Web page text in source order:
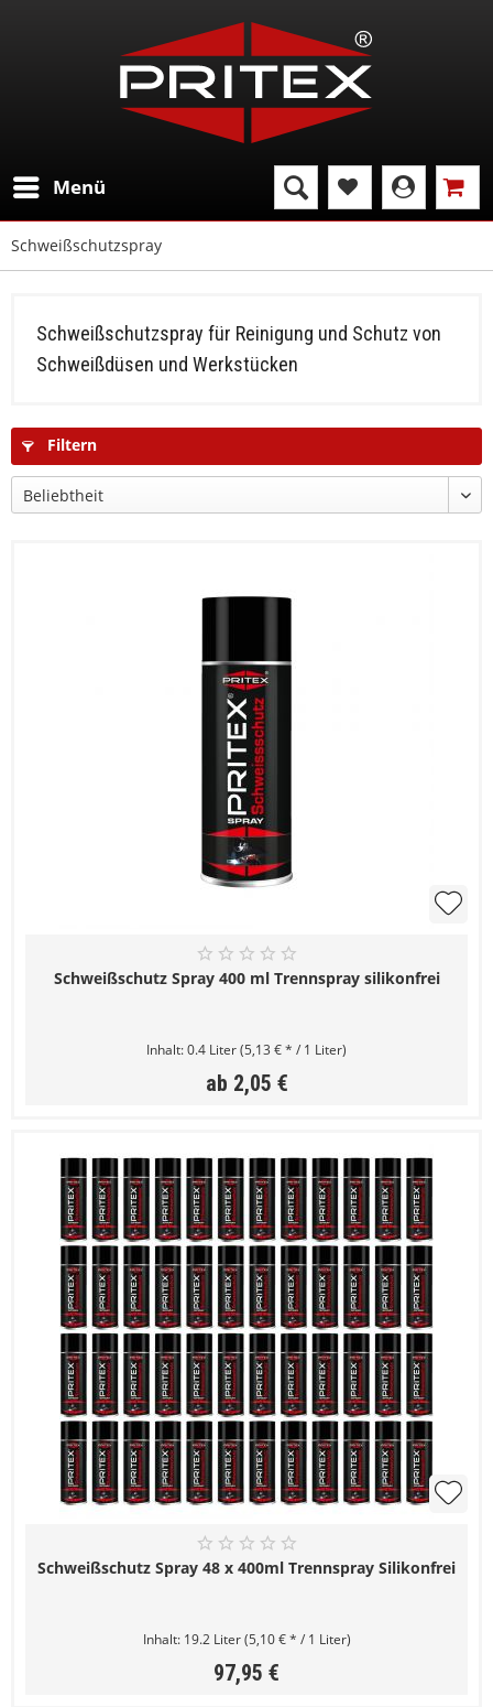
Menü
Schweißschutzspray
Schweißschutzspray für Reinigung und Schutz von
Schweißdüsen und Werkstücken
Filtern
Schweißschutz Spray 400 ml Trennspray silikonfrei
Inhalt:0.4 Liter(5,13 € * / 1 Liter)
ab 2,05 €
Schweißschutz Spray 48 x 400ml Trennspray Silikonfrei
Inhalt: 19.2 Liter(5,10 € * / 1 Liter)
97,95 €